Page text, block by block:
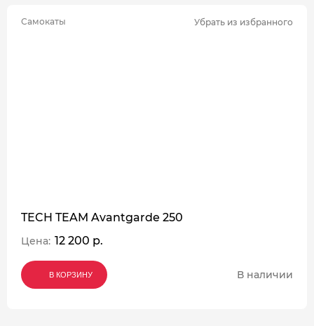
Самокаты Убрать из избранного
TECH TEAM Avantgarde 250
Цена: 12 200 р.
В КОРЗИНУ
В КОРЗИНУ
В КОРЗИНУ В наличии